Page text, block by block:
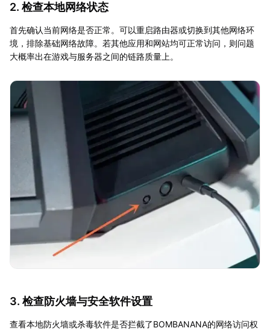
2. 检查本地网络状态
首先确认当前网络是否正常。可以重启路由器或切换到其他网络环
境，排除基础网络故障。若其他应用和网站均可正常访问，则问题
大概率出在游戏与服务器之间的链路质量上。
3. 检查防火墙与安全软件设置
查看本地防火墙或杀毒软件是否拦截了BOMBANANA的网络访问权